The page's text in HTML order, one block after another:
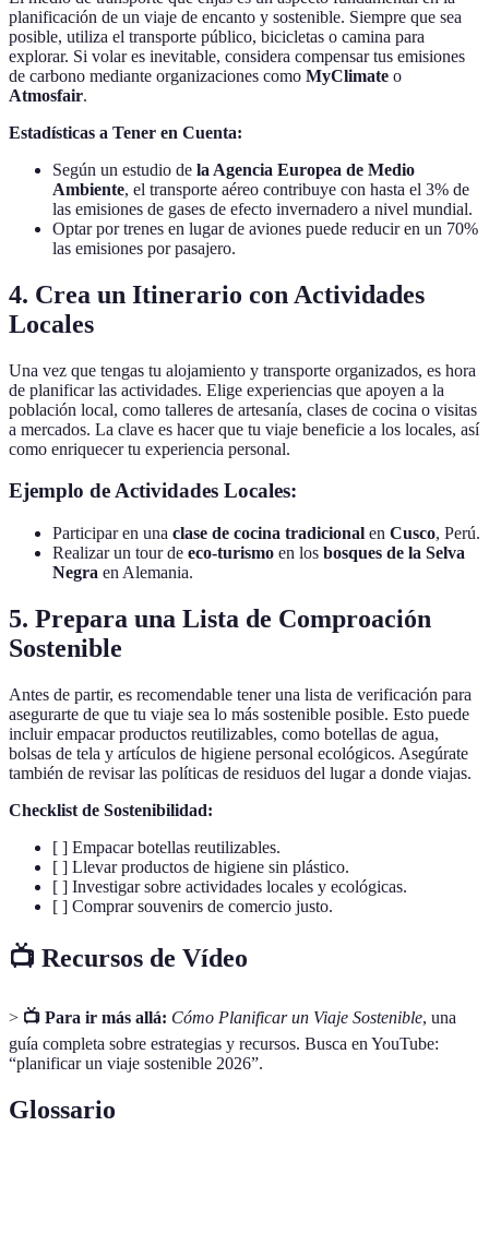
planificación de un viaje de encanto y sostenible. Siempre que sea
posible, utiliza el transporte público, bicicletas o camina para
explorar. Si volar es inevitable, considera compensar tus emisiones
de carbono mediante organizaciones como MyClimate o
Atmosfair.
Estadísticas a Tener en Cuenta:
Según un estudio de la Agencia Europea de Medio
Ambiente, el transporte aéreo contribuye con hasta el 3% de
las emisiones de gases de efecto invernadero a nivel mundial.
Optar por trenes en lugar de aviones puede reducir en un 70%
las emisiones por pasajero.
4. Crea un Itinerario con Actividades
Locales
Una vez que tengas tu alojamiento y transporte organizados, es hora
de planificar las actividades. Elige experiencias que apoyen a la
población local, como talleres de artesanía, clases de cocina o visitas
a mercados. La clave es hacer que tu viaje beneficie a los locales, así
como enriquecer tu experiencia personal.
Ejemplo de Actividades Locales:
Participar en una clase de cocina tradicional en Cusco, Perú.
Realizar un tour de eco-turismo en los bosques de la Selva
Negra en Alemania.
5. Prepara una Lista de Comproación
Sostenible
Antes de partir, es recomendable tener una lista de verificación para
asegurarte de que tu viaje sea lo más sostenible posible. Esto puede
incluir empacar productos reutilizables, como botellas de agua,
bolsas de tela y artículos de higiene personal ecológicos. Asegúrate
también de revisar las políticas de residuos del lugar a donde viajas.
Checklist de Sostenibilidad:
[ ] Empacar botellas reutilizables.
[ ] Llevar productos de higiene sin plástico.
[ ] Investigar sobre actividades locales y ecológicas.
[ ] Comprar souvenirs de comercio justo.
📺 Recursos de Vídeo
> 📺 Para ir más allá: Cómo Planificar un Viaje Sostenible, una
guía completa sobre estrategias y recursos. Busca en YouTube:
“planificar un viaje sostenible 2026”.
Glossario